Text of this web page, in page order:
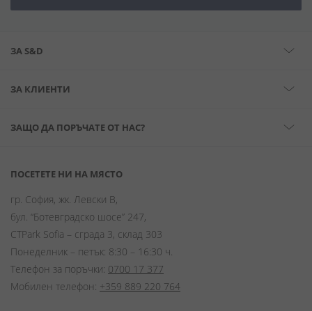
ЗА S&D
ЗА КЛИЕНТИ
ЗАЩО ДА ПОРЪЧАТЕ ОТ НАС?
ПОСЕТЕТЕ НИ НА МЯСТО
гр. София, жк. Левски В,
бул. “Ботевградско шосе” 247,
CTPark Sofia – сграда 3, склад 303
Понеделник – петък: 8:30 – 16:30 ч.
Телефон за поръчки: 0700 17 377
Мобилен телефон: +359 889 220 764